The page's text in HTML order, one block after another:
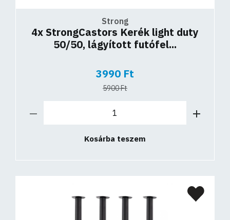
Strong
4x StrongCastors Kerék light duty
50/50, lágyított futófel...
3990 Ft
5900 Ft
Kosárba teszem